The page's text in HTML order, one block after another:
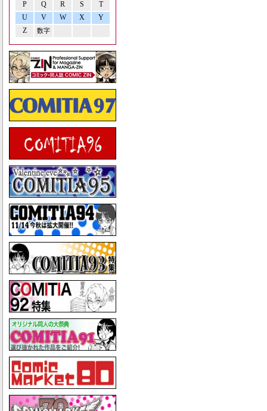
P Q R S
T
U
V W X
Y
Z
数字